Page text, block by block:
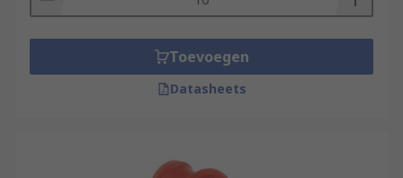
Toevoegen
Datasheets